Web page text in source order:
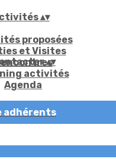
▴▾
proposées
et Visites
activités
Agenda
▴▾
adhérents